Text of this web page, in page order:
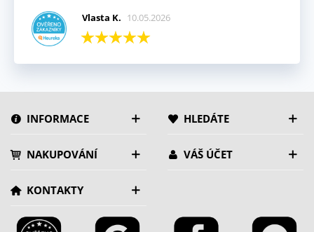
Vlasta K. 10.05.2026
INFORMACE HLEDÁTE
NAKUPOVÁNÍ VÁŠ ÚČET
KONTAKTY